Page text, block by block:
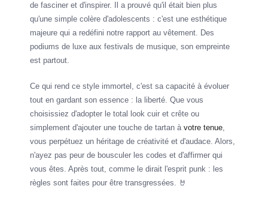
de fasciner et d'inspirer. Il a prouvé qu'il était bien plus
qu'une simple colère d'adolescents : c'est une esthétique
majeure qui a redéfini notre rapport au vêtement. Des
podiums de luxe aux festivals de musique, son empreinte
est partout.
Ce qui rend ce style immortel, c'est sa capacité à évoluer
tout en gardant son essence : la liberté. Que vous
choisissiez d'adopter le total look cuir et crête ou
simplement d'ajouter une touche de tartan à votre tenue,
vous perpétuez un héritage de créativité et d'audace. Alors,
n'ayez pas peur de bousculer les codes et d'affirmer qui
vous êtes. Après tout, comme le dirait l'esprit punk : les
règles sont faites pour être transgressées. 🤘